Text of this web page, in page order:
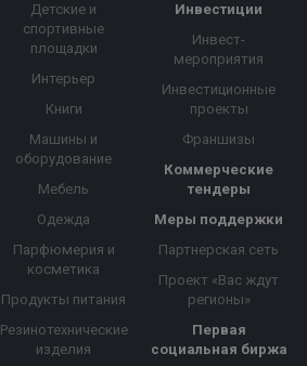
Детские и
спортивные
площадки
Интерьер
Книги
Машины и
оборудование
Мебель
Одежда
Парфюмерия и
косметика
Продукты питания
Резинотехнические
изделия
Инвестиции
Инвест-
мероприятия
Инвестиционные
проекты
Франшизы
Коммерческие
тендеры
Меры поддержки
Партнерская сеть
Проект «Вас ждут
регионы»
Первая
социальная биржа